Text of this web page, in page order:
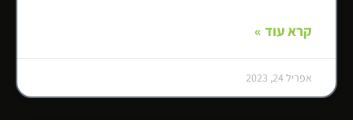
קרא עוד »
אפריל 24, 2023